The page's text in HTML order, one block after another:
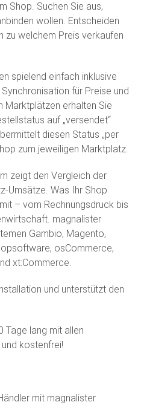
Shop. Suchen Sie aus,
wollen. Entscheiden
zu welchem Preis verkaufen
spielend einfach inklusive
für Preise und
Marktplätzen erhalten Sie
auf „versendet“
diesen Status „per
zum jeweiligen Marktplatz.
zeigt den Vergleich der
Umsätze. Was Ihr Shop
– vom Rechnungsdruck bis
magnalister
Gambio, Magento,
osCommerce,
xt:Commerce.
und unterstützt den
Tage lang mit allen
und kostenfrei!
mit magnalister